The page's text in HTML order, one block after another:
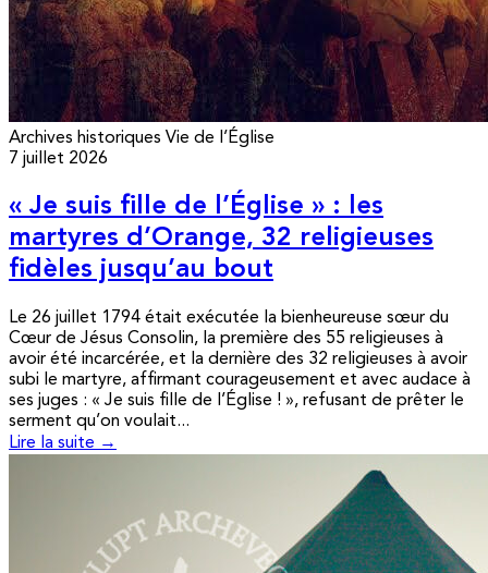
Archives historiques Vie de l’Église
7 juillet 2026
« Je suis fille de l’Église » : les
martyres d’Orange, 32 religieuses
fidèles jusqu’au bout
Le 26 juillet 1794 était exécutée la bienheureuse sœur du
Cœur de Jésus Consolin, la première des 55 religieuses à
avoir été incarcérée, et la dernière des 32 religieuses à avoir
subi le martyre, affirmant courageusement et avec audace à
ses juges : « Je suis fille de l’Église ! », refusant de prêter le
serment qu’on voulait...
Lire la suite →